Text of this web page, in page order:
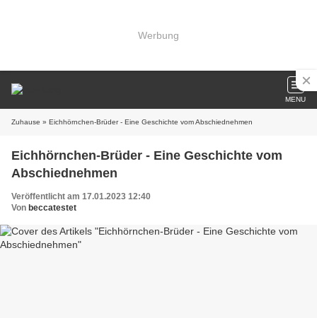
Werbung
MENU
Zuhause » Eichhörnchen-Brüder - Eine Geschichte vom Abschiednehmen
Eichhörnchen-Brüder - Eine Geschichte vom
Abschiednehmen
Veröffentlicht am 17.01.2023 12:40
Von beccatestet